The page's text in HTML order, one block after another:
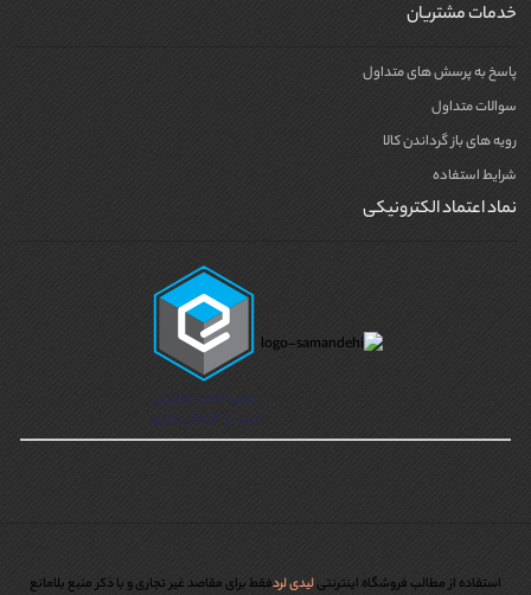
خدمات مشتریان
پاسخ به پرسش های متداول
سوالات متداول
رویه های باز گرداندن کالا
شرایط استفاده
نماد اعتماد الکترونیکی
استفاده از مطالب فروشگاه اینترنتیلیدی لردفقط برای مقاصد غیر تجاری و با ذکر منبع بلامانع